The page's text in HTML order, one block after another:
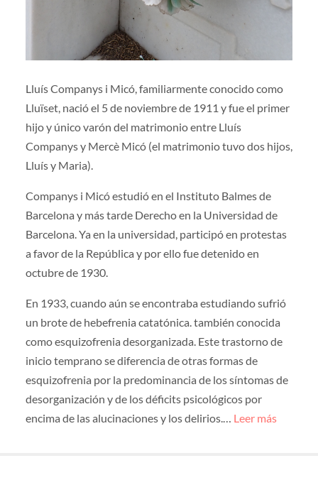
Lluís Companys i Micó, familiarmente conocido como
Lluïset, nació el 5 de noviembre de 1911 y fue el primer
hijo y único varón del matrimonio entre Lluís
Companys y Mercè Micó (el matrimonio tuvo dos hijos,
Lluís y Maria).
Companys i Micó estudió en el Instituto Balmes de
Barcelona y más tarde Derecho en la Universidad de
Barcelona. Ya en la universidad, participó en protestas
a favor de la República y por ello fue detenido en
octubre de 1930.
En 1933, cuando aún se encontraba estudiando sufrió
un brote de hebefrenia catatónica. también conocida
como esquizofrenia desorganizada. Este trastorno de
inicio temprano se diferencia de otras formas de
esquizofrenia por la predominancia de los síntomas de
desorganización y de los déficits psicológicos por
encima de las alucinaciones y los delirios.… Leer más